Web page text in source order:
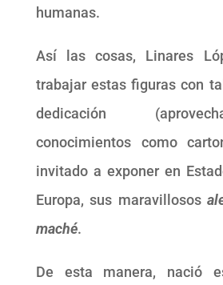
humanas.
Así las cosas, Linares
trabajar estas figuras con
dedicación
conocimientos como
invitado a exponer en
Europa, sus maravillosos
maché.
De esta manera, nació